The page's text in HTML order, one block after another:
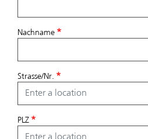
Nachname
Strasse/Nr.
PLZ